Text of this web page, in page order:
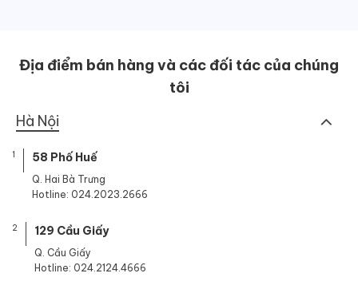
Địa điểm bán hàng và các đối tác của chúng
tôi
Hà Nội
1 58 Phố Huế
Q. Hai Bà Trưng
Hotline: 024.2023.2666
2 129 Cầu Giấy
Q. Cầu Giấy
Hotline: 024.2124.4666